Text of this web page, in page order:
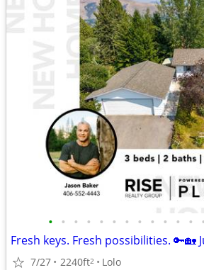
• • • • • • • • • • • • •
Fresh keys. Fresh possibilities. 🔑🏡
7/27 2240ft2 Lolo